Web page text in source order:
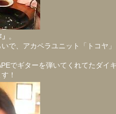
。
で、アカペラユニット「トコヤ
でギターを弾いてくれてたダイ
！